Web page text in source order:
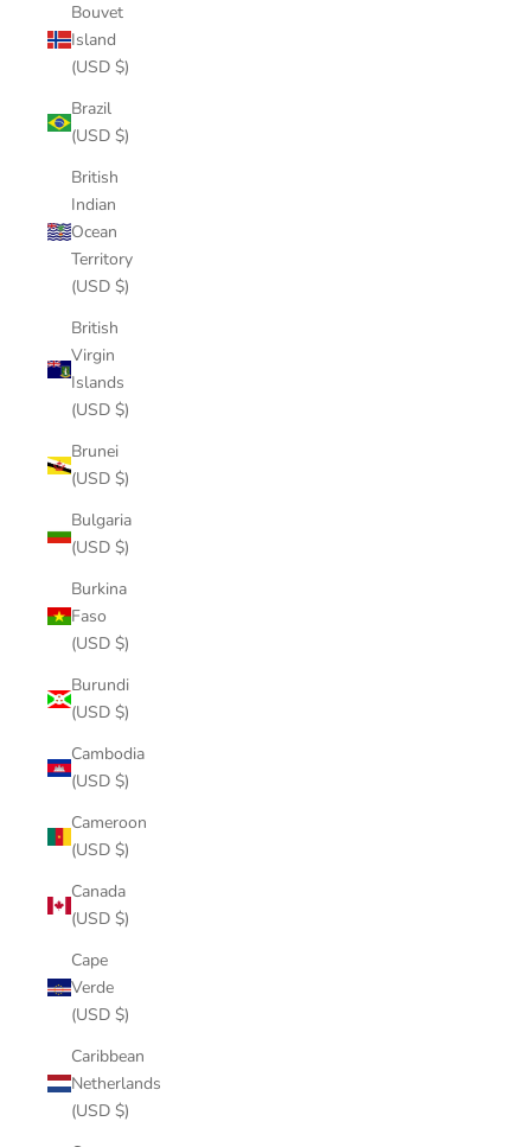
Bouvet
Island
(USD $)
Brazil
(USD $)
British
Indian
Ocean
Territory
(USD $)
British
Virgin
Islands
(USD $)
Brunei
(USD $)
Bulgaria
(USD $)
Burkina
Faso
(USD $)
Burundi
(USD $)
Cambodia
(USD $)
Cameroon
(USD $)
Canada
(USD $)
Cape
Verde
(USD $)
Caribbean
Netherlands
(USD $)